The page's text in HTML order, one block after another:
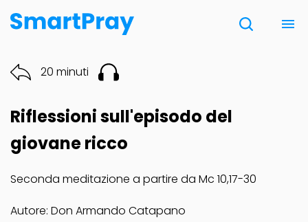
Chi siamo
Contatti
Donazione
Note Legali
20 minuti
Riflessioni sull'episodo del
giovane ricco
Seconda meditazione a partire da Mc 10,17-30
Autore: Don Armando Catapano